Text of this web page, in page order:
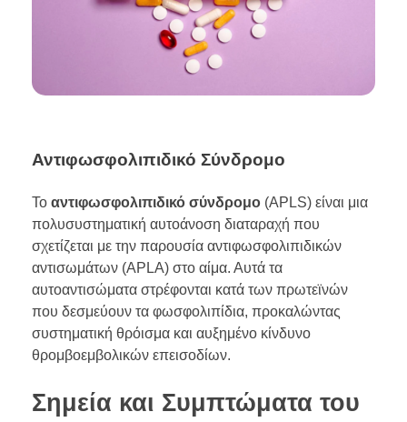
Αντιφωσφολιπιδικό Σύνδρομο
Το αντιφωσφολιπιδικό σύνδρομο (APLS) είναι μια
πολυσυστηματική αυτοάνοση διαταραχή που
σχετίζεται με την παρουσία αντιφωσφολιπιδικών
αντισωμάτων (APLA) στο αίμα. Αυτά τα
αυτοαντισώματα στρέφονται κατά των πρωτεϊνών
που δεσμεύουν τα φωσφολιπίδια, προκαλώντας
συστηματική θρόισμα και αυξημένο κίνδυνο
θρομβοεμβολικών επεισοδίων.
Σημεία και Συμπτώματα του